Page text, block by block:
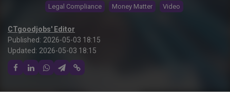
Legal Compliance Money Matter Video
CTgoodjobs' Editor
Published: 2026-05-03 18:15
Updated: 2026-05-03 18:15